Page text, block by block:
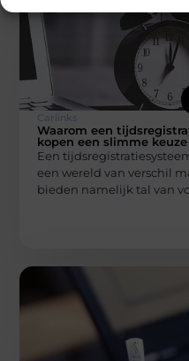
Carlinks
Waarom een
kopen een slimme keuze
Een
een wereld van verschil
bieden namelijk tal van